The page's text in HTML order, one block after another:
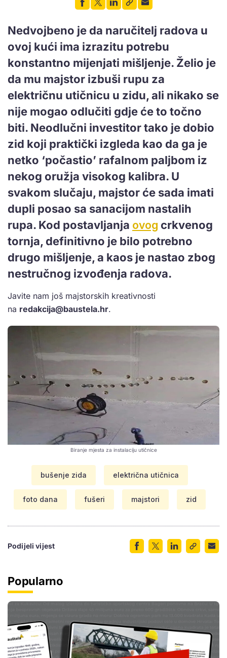
Nedvojbeno je da naručitelj radova u
ovoj kući ima izrazitu potrebu
konstantno mijenjati mišljenje. Želio je
da mu majstor izbuši rupu za
električnu utičnicu u zidu, ali nikako se
nije mogao odlučiti gdje će to točno
biti. Neodlučni investitor tako je dobio
zid koji praktički izgleda kao da ga je
netko ‘počastio’ rafalnom paljbom iz
nekog oružja visokog kalibra. U
svakom slučaju, majstor će sada imati
dupli posao sa sanacijom nastalih
rupa. Kod postavljanja ovog crkvenog
tornja, definitivno je bilo potrebno
drugo mišljenje, a kaos je nastao zbog
nestručnog izvođenja radova.
Javite nam još majstorskih kreativnosti
na redakcija@baustela.hr.
Biranje mjesta za instalaciju utičnice
bušenje zida električna utičnica
foto dana fušeri majstori zid
Podijeli vijest
Popularno